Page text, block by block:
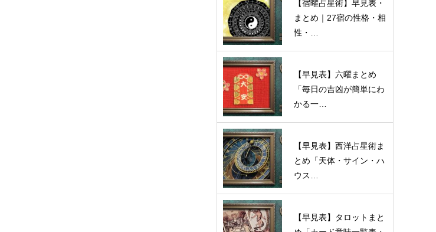
【宿曜占星術】早見表・
まとめ｜27宿の性格・相
性・…
【早見表】六曜まとめ
「毎日の吉凶が簡単にわ
かる一…
【早見表】西洋占星術ま
とめ「天体・サイン・ハ
ウス…
【早見表】タロットまと